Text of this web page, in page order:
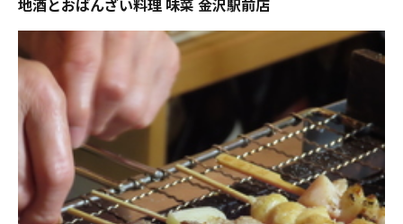
地酒とおばんざい料理 味菜 金沢駅前店